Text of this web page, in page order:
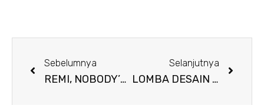
Sebelumnya
REMI, NOBODY’S BOY
Selanjutnya
LOMBA DESAIN ILUSTRASI